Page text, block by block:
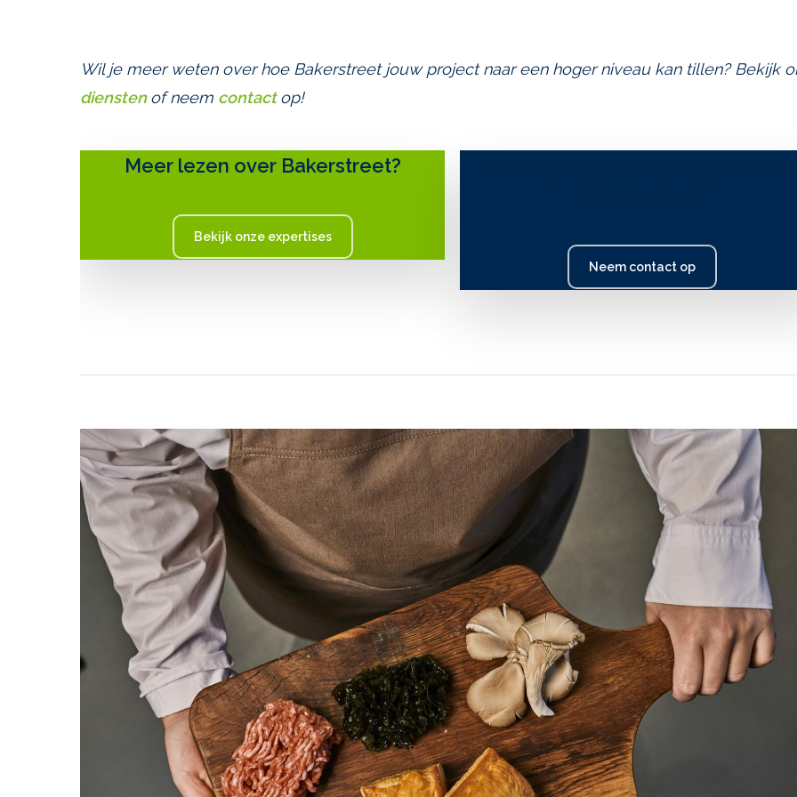
Wil je meer weten over hoe Bakerstreet jouw project naar een hoger niveau kan tillen? Bekijk
dienstenof neem contactop!
Meer lezen over Bakerstreet?
Bekijk onze expertises
Neem contact op